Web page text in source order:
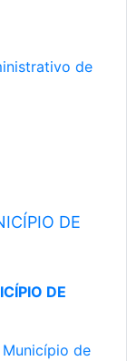
de
DE
DE
de